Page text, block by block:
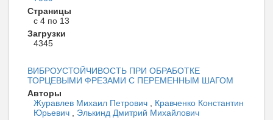
Страницы
с 4 по 13
Загрузки
4345
ВИБРОУСТОЙЧИВОСТЬ ПРИ ОБРАБОТКЕ
ТОРЦЕВЫМИ ФРЕЗАМИ С ПЕРЕМЕННЫМ ШАГОМ
Авторы
Журавлев Михаил Петрович
Кравченко Константин
Юрьевич
Элькинд Дмитрий Михайлович